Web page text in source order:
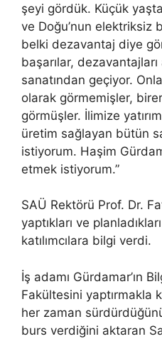
şeyi gördük. Küçük
ve Doğu’nun elektriksiz
belki dezavantaj diye
başarılar,
sanatından geçiyor.
olarak görmemişler,
görmüşler. İlimize
üretim sağlayan bütün
istiyorum. Haşim
etmek istiyorum.”
SAÜ Rektörü Prof. Dr.
yaptıkları ve
katılımcılara bilgi verdi.
İş adamı Gürdamar’ın
Fakültesini yaptırmakla
her zaman
burs verdiğini aktaran